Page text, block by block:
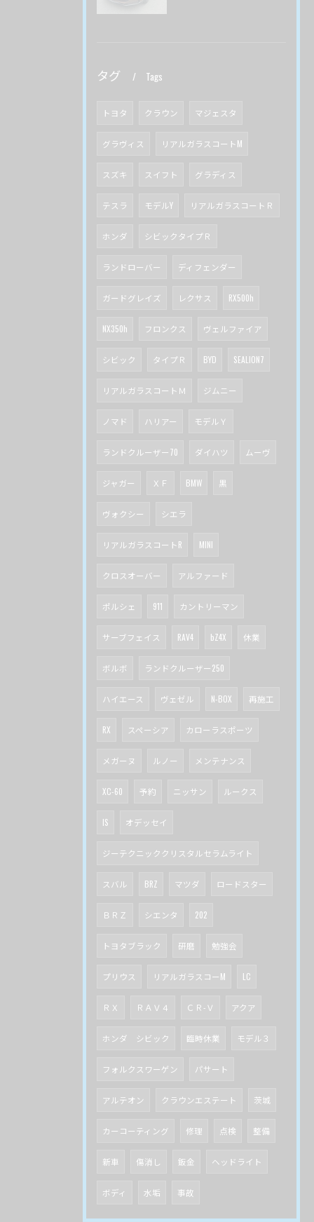
タグ Tags
トヨタ クラウン マジェスタ
グラヴィス リアルガラスコートM
スズキ スイフト グラディス
テスラ モデルY リアルガラスコートＲ
ホンダ シビックタイプＲ
ランドローバー ディフェンダー
ガードグレイズ レクサス RX500h
NX350h フロンクス ヴェルファイア
シビック タイプＲ BYD SEALION7
リアルガラスコートＭ ジムニー
ノマド ハリアー モデルＹ
ランドクルーザー70 ダイハツ ムーヴ
ジャガー ＸＦ BMW 黒
ヴォクシー シエラ
リアルガラスコートR MINI
クロスオーバー アルファード
ポルシェ 911 カントリーマン
サーブフェイス RAV4 bZ4X 休業
ボルボ ランドクルーザー250
ハイエース ヴェゼル N-BOX 再施工
RX スペーシア カローラスポーツ
メガーヌ ルノー メンテナンス
XC-60 予約 ニッサン ルークス
IS オデッセイ
ジーテクニッククリスタルセラムライト
スバル BRZ マツダ ロードスター
ＢＲＺ シエンタ 202
トヨタブラック 研磨 勉強会
プリウス リアルガラスコーM LC
ＲＸ ＲＡＶ４ ＣＲ-Ｖ アクア
ホンダ シビック 臨時休業 モデル３
フォルクスワーゲン パサート
アルテオン クラウンエステート 茨城
カーコーティング 修理 点検 整備
新車 傷消し 鈑金 ヘッドライト
ボディ 水垢 事故